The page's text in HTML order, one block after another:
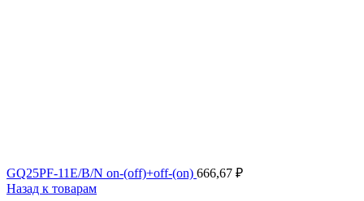
GQ25PF-11E/B/N on-(off)+off-(on) 666,67 ₽
Назад к товарам